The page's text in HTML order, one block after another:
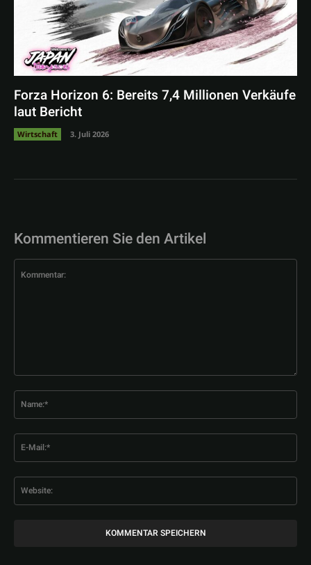
Forza Horizon 6: Bereits 7,4 Millionen Verkäufe
laut Bericht
Wirtschaft 3. Juli 2026
Kommentieren Sie den Artikel